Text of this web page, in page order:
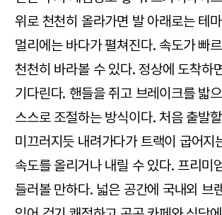
위로 천천히 올라가면 발 아래로는 테
멀리에는 바다가 펼쳐진다. 속도가 빠
천천히 바라볼 수 있다. 정상에 도착하
기다린다. 핸들을 쥐고 브레이크를 밟
스스로 조절하는 방식이다. 처음 출발
미끄러지듯 내려가다가 트랙이 굽어지
속도를 올리거나 내릴 수 있다. 프리미
들러볼 만하다. 넓은 공간에 국내외 브